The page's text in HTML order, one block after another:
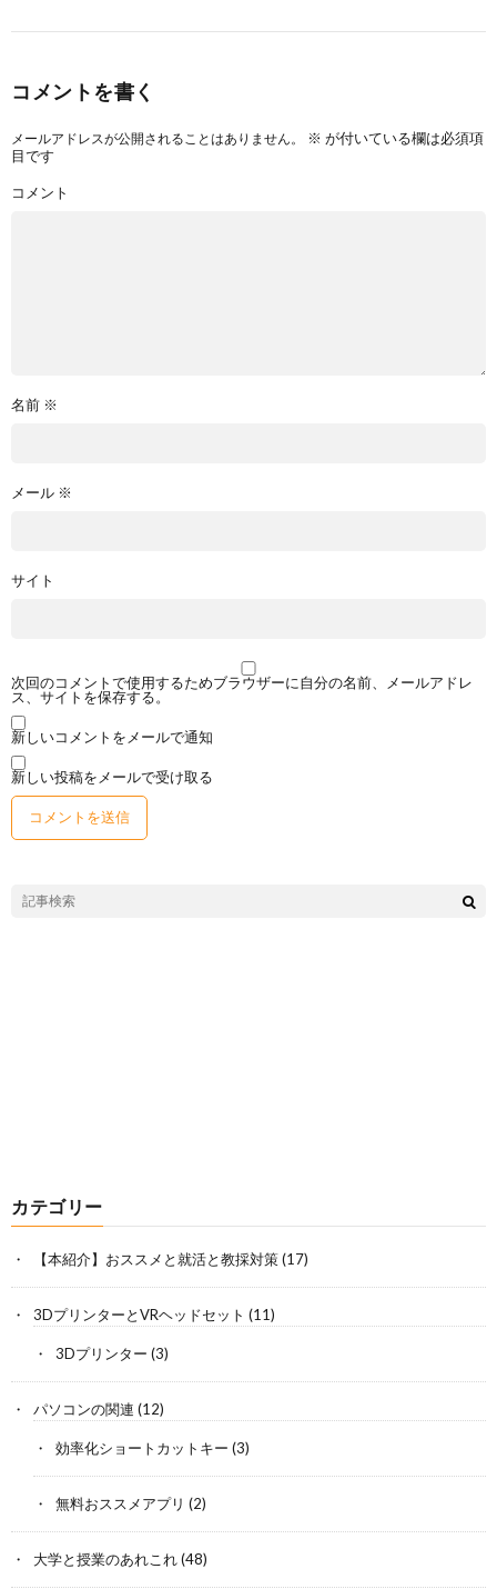
コメントを書く
メールアドレスが公開されることはありません。 ※ が付いている欄は必須項
目です
コメント
名前 ※
メール ※
サイト
次回のコメントで使用するためブラウザーに自分の名前、メールアドレ
ス、サイトを保存する。
新しいコメントをメールで通知
新しい投稿をメールで受け取る
カテゴリー
【本紹介】おススメと就活と教採対策(17)
3DプリンターとVRヘッドセット (11)
3Dプリンター (3)
パソコンの関連 (12)
効率化ショートカットキー (3)
無料おススメアプリ (2)
大学と授業のあれこれ(48)